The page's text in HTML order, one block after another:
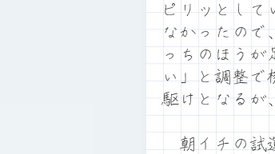
ピリッとして
なかったので
っちのほうが
い」と調整で
駆けとなるが
朝イチの試